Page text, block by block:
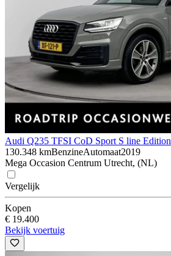
Audi Q235 TFSI CoD Sport S line Edition
130.348 kmBenzineAutomaat2019
Mega Occasion Centrum Utrecht, (NL)
Vergelijk
Kopen
€ 19.400
Bekijk voertuig